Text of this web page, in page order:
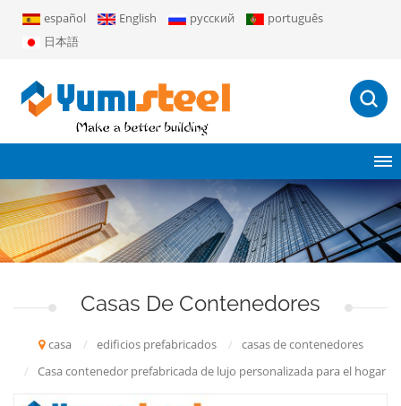
español English русский
português
日本語
Casas De Contenedores
casa / edificios prefabricados /
casas de contenedores
/
Casa contenedor prefabricada de lujo personalizada para el hogar